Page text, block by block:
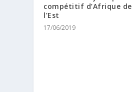
compétitif d’Afrique de
l’Est
17/06/2019